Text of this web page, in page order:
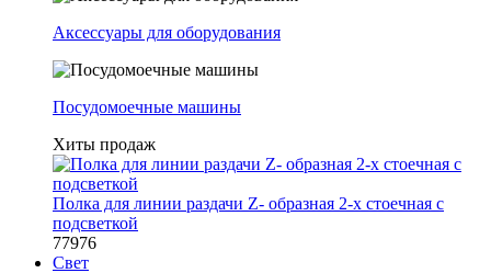
Аксессуары для оборудования
Посудомоечные машины
Хиты продаж
Полка для линии раздачи Z- образная 2-х стоечная с
подсветкой
77976
Свет